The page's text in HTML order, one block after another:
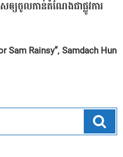
សឲ្យចូលកាន់តំណែងជាផ្លូវការ
Sam Rainsy”, Samdach Hun